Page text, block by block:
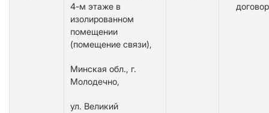
4-м этаже в
изолированном
помещении
(помещение связи),
Минская обл., г.
Молодечно,
ул. Великий
договор